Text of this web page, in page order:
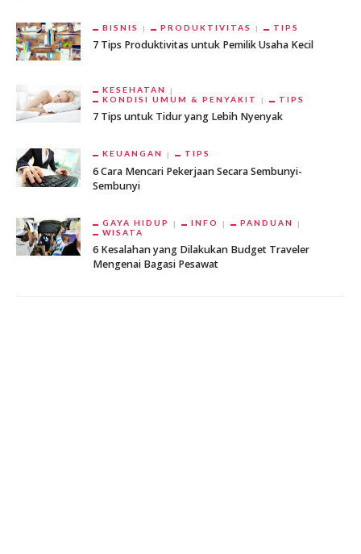
BISNIS PRODUKTIVITAS TIPS
7 Tips Produktivitas untuk Pemilik Usaha Kecil
KESEHATAN
KONDISI UMUM & PENYAKIT
TIPS
7 Tips untuk Tidur yang Lebih Nyenyak
KEUANGAN TIPS
6 Cara Mencari Pekerjaan Secara Sembunyi-
Sembunyi
GAYA HIDUP INFO
PANDUAN
WISATA
6 Kesalahan yang Dilakukan Budget Traveler
Mengenai Bagasi Pesawat